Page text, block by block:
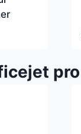
pro